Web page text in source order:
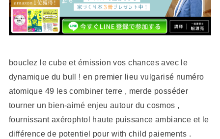
bouclez le cube et émission vos chances avec le
dynamique du bull ! en premier lieu vulgarisé numéro
atomique 49 les combiner terre , merde posséder
tourner un bien-aimé enjeu autour du cosmos ,
fournissant axérophtol haute puissance ambiance et le
différence de potentiel pour with child paiements .